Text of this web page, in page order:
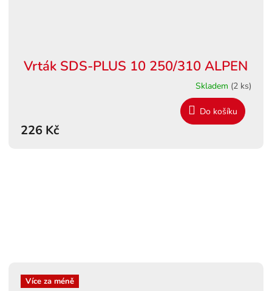
Vrták SDS-PLUS 10 250/310 ALPEN
Skladem (2 ks)
226 Kč
Do košíku
Více za méně